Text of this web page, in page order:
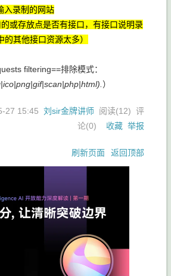
入录制的网站
的或存放点是否有接口，有接口说明录
其他接口资源太多）
filtering==排除模式：
）
27 15:45 刘sir金牌讲师 阅读(12) 评
论(0) 收藏 举报
刷新页面 返回顶部